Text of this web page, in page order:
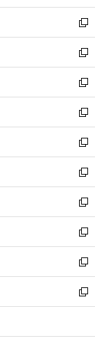
開
く
ウ
で
開
く
ン
ド
ウ
で
開
く
ウ
ィ
ン
ド
ウ
で
開
く
新
し
い
ウ
ィ
ン
ド
ウ
で
開
く
新
し
い
ウ
ィ
ン
ド
ウ
で
開
く
新
し
い
ウ
ィ
ン
ド
ウ
で
開
く
新
し
い
ウ
ィ
ン
ド
ウ
で
開
く
新
し
い
ウ
ィ
ン
ド
ウ
で
開
く
新
し
い
ウ
ィ
ン
ド
ウ
で
開
新
し
い
ウ
ィ
ン
ド
ウ
開
新
し
い
ウ
ィ
ン
ウ
新
し
い
ウ
ン
新
し
ウ